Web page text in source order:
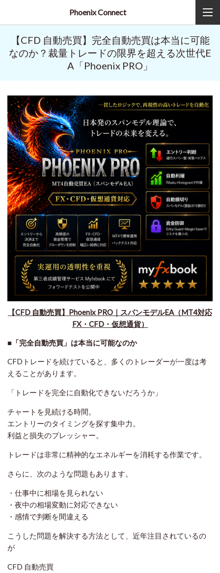
Phoenix Connect
【CFD 自動売買】完全自動売買は本当に可能
なのか？裁量トレードの限界を超える次世代E
A「Phoenix PRO」
​【CFD 自動売買】Phoenix PRO｜スパンモデルEA（MT4対応
FX・CFD・仮想通貨）
■「完全自動売買」は本当に可能なのか
CFDトレードを続けていると、多くのトレーダーが一度は考
えることがあります。
「トレードを完全に自動化できないだろうか」
チャートを見続ける時間。
エントリーのタイミングを探す集中力。
利益と損失のプレッシャー。
トレードは非常に精神的なエネルギーを消耗する作業です。
さらに、次のような問題もあります。
・仕事中に相場を見られない
・夜中の相場変動に対応できない
・感情で判断を間違える
こうした問題を解決する方法として、近年注目されているの
が
CFD 自動売買